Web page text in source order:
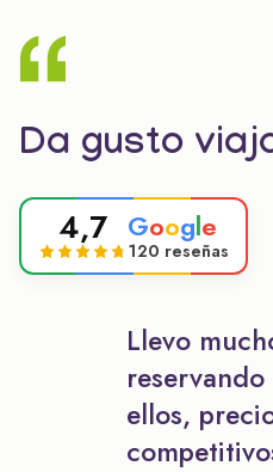
Da gusto
4,7 Google
120 reseñas
Llevo
ellos,